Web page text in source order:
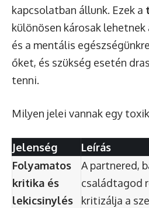
kapcsolatban állunk. Ezek a
különösen károsak lehetnek
és a mentális
őket, és szükség esetén
tenni.
Milyen jelei vannak egy
Jelenség
Leírás
Folyamatos
kritika és
lekicsinylés
A partnered,
családtagod
kritizálja a